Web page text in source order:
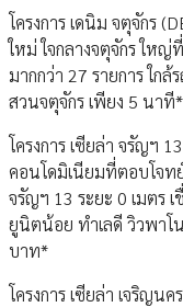
โครงการ เดนิม จตุจักร
ใหม่ ใจกลางจตุจักร ให
มากกว่า 27 รายการ ใก
สวนจตุจักร เพียง 5 นา
โครงการ เซียล่า จรัญฯ
คอนโดมิเนียมที่ตอบโจ
จรัญฯ 13 ระยะ 0 เมตร
ยูนิตน้อย ทำเลดี วิวพาโ
บาท*
โครงการ เซียล่า เจริญน